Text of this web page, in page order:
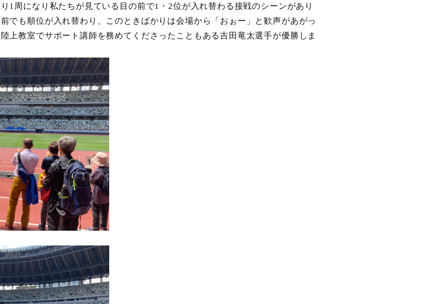
1周になり私たちが見ている目の前で1・2位が入れ替わる接戦のシーンがあり
でも順位が入れ替わり、このときばかりは会場から「おぉー」と歓声があがっ
上教室でサポート講師を務めてくださったこともある吉田竜太選手が優勝しま